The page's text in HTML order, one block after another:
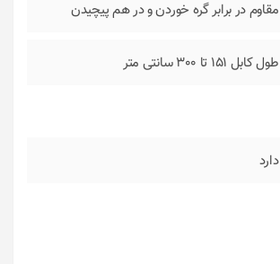
مقاوم در برابر گره خوردن و در هم پیچیدن
طول کابل 151 تا 300 سانتی متر
دارد